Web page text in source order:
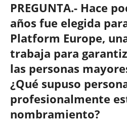
PREGUNTA.- Hace
años fue elegida
Platform Europe,
trabaja para
las personas
¿Qué supuso
profesionalmente
nombramiento?